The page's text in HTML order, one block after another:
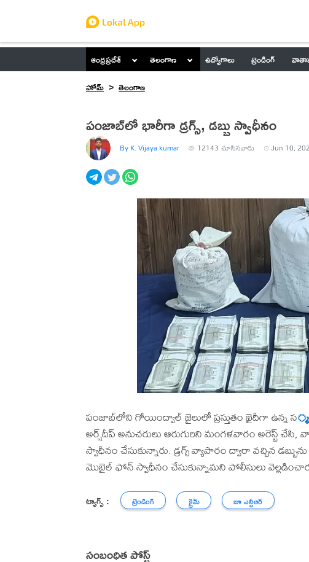
ఆంధ్రప్రదేశ్ తెలంగాణ ఉద్యోగాలు ట్రెండింగ్
హోమ్
తెలంగాణ
పంజాబ్‌లో భారీగా డ్రగ్స్, డబ్బు స్వాధీనం
By K. Vijaya kumar 12143 చూసినవారు Jun 10,
పంజాబ్‌లోని గోయింద్వాల్ జైలులో ప్రస్తుతం ఖైదీగా ఉన్న స
అర్ష్‌దీప్ అనుచరులు ఆరుగురిని మంగళవారం అరెస్ట్
స్వాధీనం చేసుకున్నారు. డ్రగ్స్ వ్యాపారం ద్వారా వచ్చిన
మొబైల్ ఫోన్ స్వాధీనం చేసుకున్నామని పోలీసులు
ట్యాగ్స్ : ట్రెండింగ్ క్రైమ్ జూ ఎన్టీఆర్
సంబంధిత పోస్ట్